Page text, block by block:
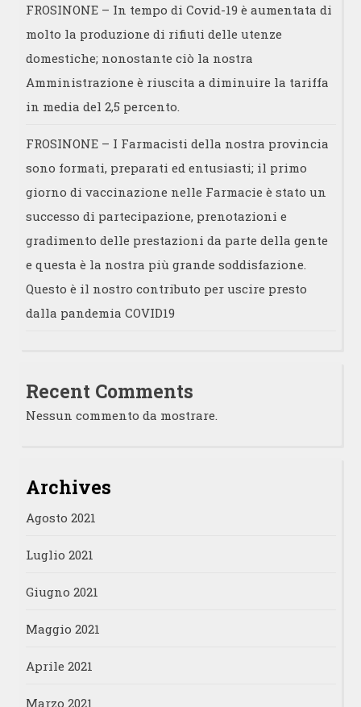
FROSINONE – In tempo di Covid-19 è aumentata di
molto la produzione di rifiuti delle utenze
domestiche; nonostante ciò la nostra
Amministrazione è riuscita a diminuire la tariffa
in media del 2,5 percento.
FROSINONE – I Farmacisti della nostra provincia
sono formati, preparati ed entusiasti; il primo
giorno di vaccinazione nelle Farmacie è stato un
successo di partecipazione, prenotazioni e
gradimento delle prestazioni da parte della gente
e questa è la nostra più grande soddisfazione.
Questo è il nostro contributo per uscire presto
dalla pandemia COVID19
Recent Comments
Nessun commento da mostrare.
Archives
Agosto 2021
Luglio 2021
Giugno 2021
Maggio 2021
Aprile 2021
Marzo 2021